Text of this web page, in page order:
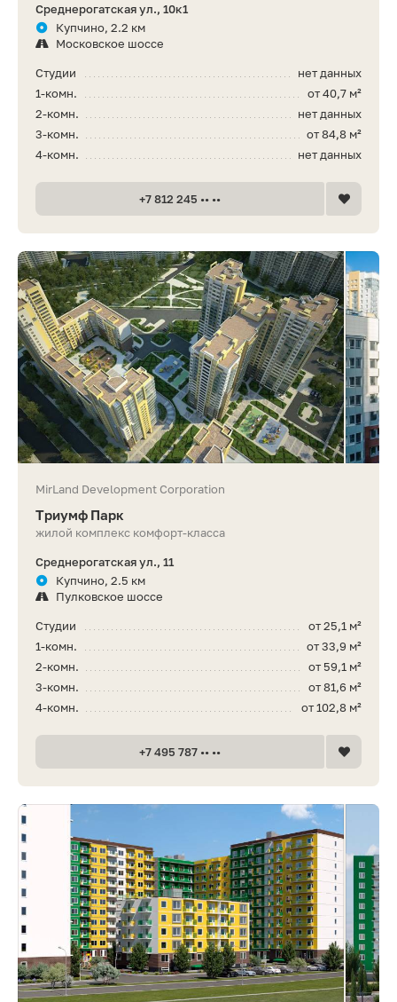
Среднерогатская ул., 10к1
Купчино, 2.2 км
Московское шоссе
нет данных
Студии
от 40,7 м²
1-комн.
нет данных
2-комн.
от 84,8 м²
3-комн.
нет данных
4-комн.
+7 812 245 •• ••
MirLand Development Corporation
Триумф Парк
жилой комплекс комфорт-класса
Среднерогатская ул., 11
Купчино, 2.5 км
Пулковское шоссе
от 25,1 м²
Студии
от 33,9 м²
1-комн.
от 59,1 м²
2-комн.
от 81,6 м²
3-комн.
от 102,8 м²
4-комн.
+7 495 787 •• ••